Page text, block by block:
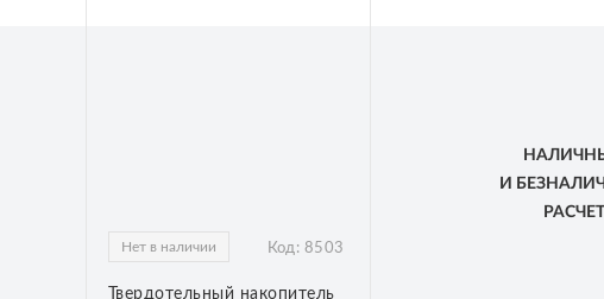
Нет в наличии Код: 8503
Твердотельный накопитель
И
РАСЧЕТ